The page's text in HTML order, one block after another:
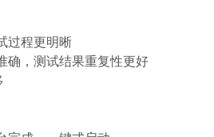
过程更明晰
确，测试结果重复性更好